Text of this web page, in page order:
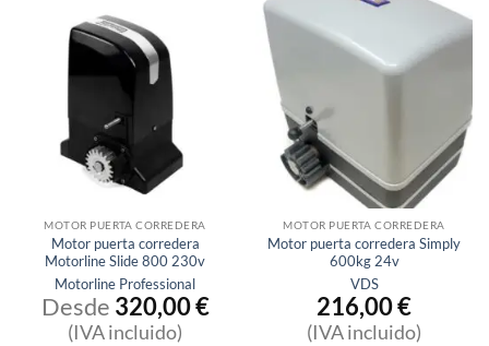
Las
opciones
elegir
en
la
de
producto
MOTOR PUERTA CORREDERA
Motor puerta corredera
Motorline Slide 800 230v
Motorline Professional
Desde 320,00€
(IVA incluido)
MOTOR PUERTA CORREDERA
Motor puerta corredera Simply
600kg 24v
VDS
216,00€
(IVA incluido)